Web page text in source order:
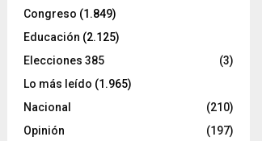
Congreso (1.849)
Educación (2.125)
Elecciones 385
(3)
Lo más leído (1.965)
Nacional
(210)
Opinión
(197)